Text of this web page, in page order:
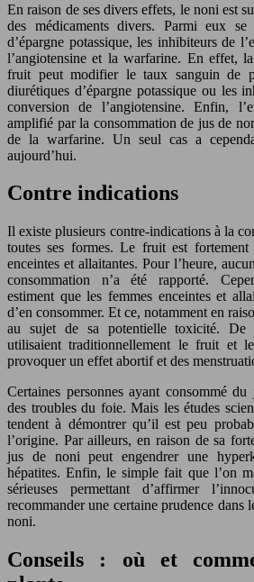
En raison de ses divers effets, le noni est
des médicaments divers. Parmi eux se
d’épargne potassique, les inhibiteurs de
l’angiotensine et la warfarine. En effet,
fruit peut modifier le taux sanguin de
diurétiques d’épargne potassique ou les
conversion de l’angiotensine. Enfin,
amplifié par la consommation de jus de
de la warfarine. Un seul cas a
aujourd’hui.
Contre indications
Il existe plusieurs contre-indications à la
toutes ses formes. Le fruit est fortement
enceintes et allaitantes. Pour l’heure,
consommation n’a été rapporté.
estiment que les femmes enceintes et
d’en consommer. Et ce, notamment en
au sujet de sa potentielle toxicité. De
utilisaient traditionnellement le fruit et
provoquer un effet abortif et des
Certaines personnes ayant consommé
des troubles du foie. Mais les études
tendent à démontrer qu’il est peu
l’origine. Par ailleurs, en raison de sa
jus de noni peut engendrer une
hépatites. Enfin, le simple fait que l’on
sérieuses permettant d’affirmer
recommander une certaine prudence dans
noni.
Conseils : où et